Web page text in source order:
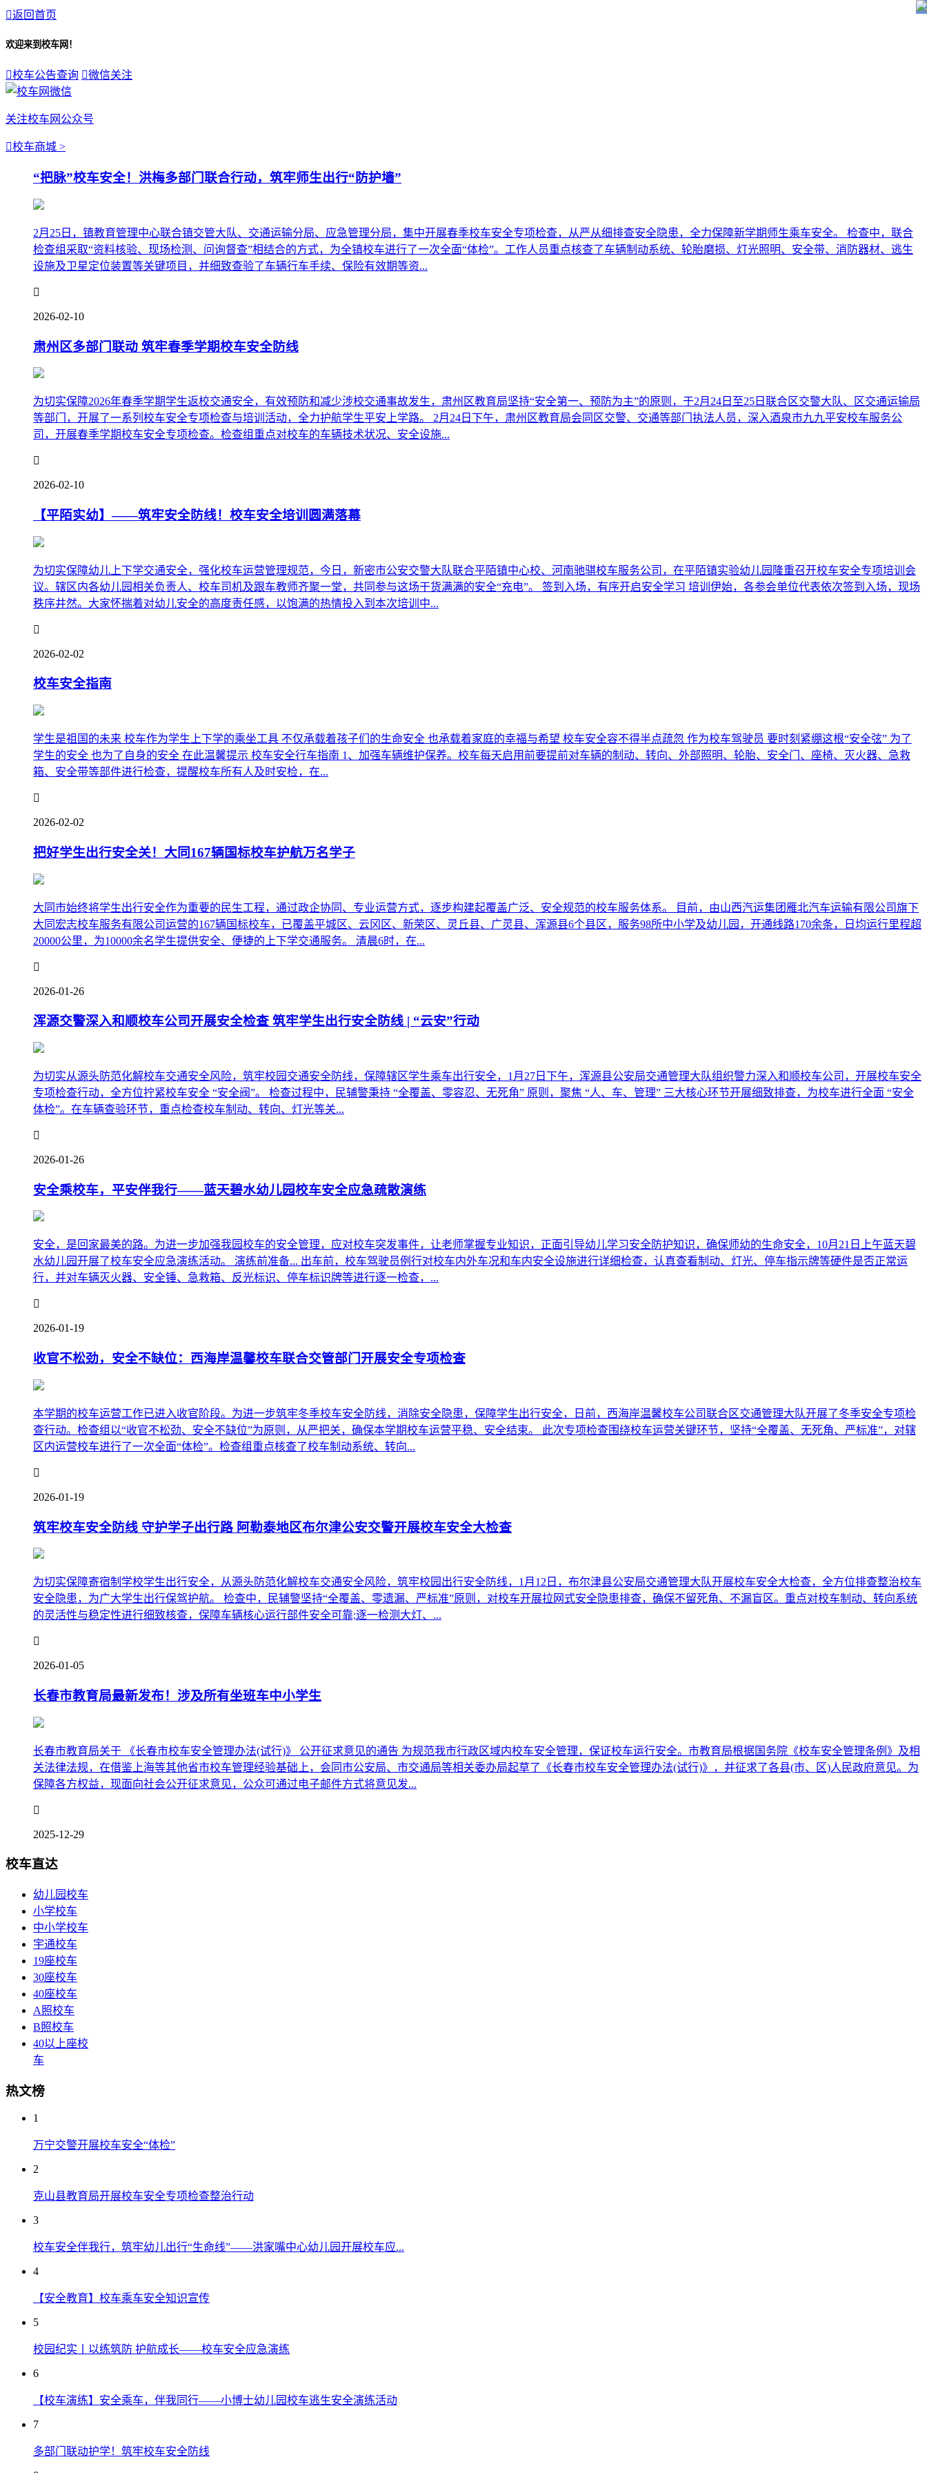
返回首页
欢迎来到校车网！
校车公告查询 微信关注
关注校车网公众号
校车商城 >
“把脉”校车安全！洪梅多部门联合行动，筑牢师生出行“防护墙”
2月25日，镇教育管理中心联合镇交管大队、交通运输分局、应急管理分局，集中开展春季校车安全专项检查，从严从细排查安全隐患，全力保障新学期师生乘车安全。 检查中，联合
检查组采取“资料核验、现场检测、问询督查”相结合的方式，为全镇校车进行了一次全面“体检”。工作人员重点核查了车辆制动系统、轮胎磨损、灯光照明、安全带、消防器材、逃生
设施及卫星定位装置等关键项目，并细致查验了车辆行车手续、保险有效期等资...

2026-02-10
肃州区多部门联动 筑牢春季学期校车安全防线
为切实保障2026年春季学期学生返校交通安全，有效预防和减少涉校交通事故发生，肃州区教育局坚持“安全第一、预防为主”的原则，于2月24日至25日联合区交警大队、区交通运输局
等部门，开展了一系列校车安全专项检查与培训活动，全力护航学生平安上学路。 2月24日下午，肃州区教育局会同区交警、交通等部门执法人员，深入酒泉市九九平安校车服务公
司，开展春季学期校车安全专项检查。检查组重点对校车的车辆技术状况、安全设施...

2026-02-10
【平陌实幼】——筑牢安全防线！校车安全培训圆满落幕
为切实保障幼儿上下学交通安全，强化校车运营管理规范，今日，新密市公安交警大队联合平陌镇中心校、河南驰骐校车服务公司，在平陌镇实验幼儿园隆重召开校车安全专项培训会
议。辖区内各幼儿园相关负责人、校车司机及跟车教师齐聚一堂，共同参与这场干货满满的安全“充电”。 签到入场，有序开启安全学习 培训伊始，各参会单位代表依次签到入场，现场
秩序井然。大家怀揣着对幼儿安全的高度责任感，以饱满的热情投入到本次培训中...

2026-02-02
校车安全指南
学生是祖国的未来 校车作为学生上下学的乘坐工具 不仅承载着孩子们的生命安全 也承载着家庭的幸福与希望 校车安全容不得半点疏忽 作为校车驾驶员 要时刻紧绷这根“安全弦” 为了
学生的安全 也为了自身的安全 在此温馨提示 校车安全行车指南 1、加强车辆维护保养。校车每天启用前要提前对车辆的制动、转向、外部照明、轮胎、安全门、座椅、灭火器、急救
箱、安全带等部件进行检查，提醒校车所有人及时安检，在...

2026-02-02
把好学生出行安全关！大同167辆国标校车护航万名学子
大同市始终将学生出行安全作为重要的民生工程，通过政企协同、专业运营方式，逐步构建起覆盖广泛、安全规范的校车服务体系。 目前，由山西汽运集团雁北汽车运输有限公司旗下
大同宏志校车服务有限公司运营的167辆国标校车，已覆盖平城区、云冈区、新荣区、灵丘县、广灵县、浑源县6个县区，服务98所中小学及幼儿园，开通线路170余条，日均运行里程超
20000公里，为10000余名学生提供安全、便捷的上下学交通服务。 清晨6时，在...

2026-01-26
浑源交警深入和顺校车公司开展安全检查 筑牢学生出行安全防线 | “云安”行动
为切实从源头防范化解校车交通安全风险，筑牢校园交通安全防线，保障辖区学生乘车出行安全，1月27日下午，浑源县公安局交通管理大队组织警力深入和顺校车公司，开展校车安全
专项检查行动，全方位拧紧校车安全 “安全阀”。 检查过程中，民辅警秉持 “全覆盖、零容忍、无死角” 原则，聚焦 “人、车、管理” 三大核心环节开展细致排查，为校车进行全面 “安全
体检”。在车辆查验环节，重点检查校车制动、转向、灯光等关...

2026-01-26
安全乘校车，平安伴我行——蓝天碧水幼儿园校车安全应急疏散演练
安全，是回家最美的路。为进一步加强我园校车的安全管理，应对校车突发事件，让老师掌握专业知识，正面引导幼儿学习安全防护知识，确保师幼的生命安全，10月21日上午蓝天碧
水幼儿园开展了校车安全应急演练活动。 演练前准备... 出车前，校车驾驶员例行对校车内外车况和车内安全设施进行详细检查，认真查看制动、灯光、停车指示牌等硬件是否正常运
行，并对车辆灭火器、安全锤、急救箱、反光标识、停车标识牌等进行逐一检查，...

2026-01-19
收官不松劲，安全不缺位：西海岸温馨校车联合交管部门开展安全专项检查
本学期的校车运营工作已进入收官阶段。为进一步筑牢冬季校车安全防线，消除安全隐患，保障学生出行安全，日前，西海岸温馨校车公司联合区交通管理大队开展了冬季安全专项检
查行动。检查组以“收官不松劲、安全不缺位”为原则，从严把关，确保本学期校车运营平稳、安全结束。 此次专项检查围绕校车运营关键环节，坚持“全覆盖、无死角、严标准”，对辖
区内运营校车进行了一次全面“体检”。检查组重点核查了校车制动系统、转向...

2026-01-19
筑牢校车安全防线 守护学子出行路 阿勒泰地区布尔津公安交警开展校车安全大检查
为切实保障寄宿制学校学生出行安全，从源头防范化解校车交通安全风险，筑牢校园出行安全防线，1月12日，布尔津县公安局交通管理大队开展校车安全大检查，全方位排查整治校车
安全隐患，为广大学生出行保驾护航。 检查中，民辅警坚持“全覆盖、零遗漏、严标准”原则，对校车开展拉网式安全隐患排查，确保不留死角、不漏盲区。重点对校车制动、转向系统
的灵活性与稳定性进行细致核查，保障车辆核心运行部件安全可靠;逐一检测大灯、...

2026-01-05
长春市教育局最新发布！涉及所有坐班车中小学生
长春市教育局关于 《长春市校车安全管理办法(试行)》 公开征求意见的通告 为规范我市行政区域内校车安全管理，保证校车运行安全。市教育局根据国务院《校车安全管理条例》及相
关法律法规，在借鉴上海等其他省市校车管理经验基础上，会同市公安局、市交通局等相关委办局起草了《长春市校车安全管理办法(试行)》，并征求了各县(市、区)人民政府意见。为
保障各方权益，现面向社会公开征求意见，公众可通过电子邮件方式将意见发...

2025-12-29
校车直达
幼儿园校车
小学校车
中小学校车
宇通校车
19座校车
30座校车
40座校车
A照校车
B照校车
40以上座校
车
热文榜
1
万宁交警开展校车安全“体检”
2
克山县教育局开展校车安全专项检查整治行动
3
校车安全伴我行，筑牢幼儿出行“生命线”——洪家嘴中心幼儿园开展校车应...
4
【安全教育】校车乘车安全知识宣传
5
校园纪实丨以练筑防 护航成长——校车安全应急演练
6
【校车演练】安全乘车，伴我同行——小博士幼儿园校车逃生安全演练活动
7
多部门联动护学！筑牢校车安全防线